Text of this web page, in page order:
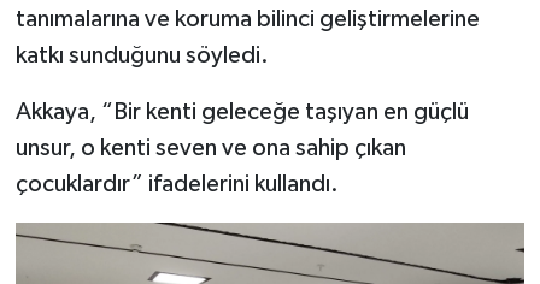
tanımalarına ve koruma bilinci geliştirmelerine
katkı sunduğunu söyledi.
Akkaya, “Bir kenti geleceğe taşıyan en güçlü
unsur, o kenti seven ve ona sahip çıkan
çocuklardır” ifadelerini kullandı.